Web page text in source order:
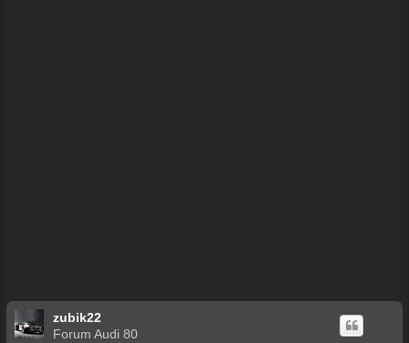
zubik22
Forum Audi 80